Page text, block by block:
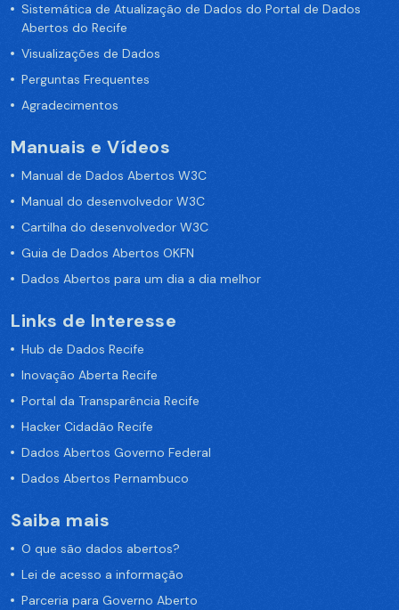
Sistemática de Atualização de Dados do Portal de Dados
Abertos do Recife
Visualizações de Dados
Perguntas Frequentes
Agradecimentos
Manuais e Vídeos
Manual de Dados Abertos W3C
Manual do desenvolvedor W3C
Cartilha do desenvolvedor W3C
Guia de Dados Abertos OKFN
Dados Abertos para um dia a dia melhor
Links de Interesse
Hub de Dados Recife
Inovação Aberta Recife
Portal da Transparência Recife
Hacker Cidadão Recife
Dados Abertos Governo Federal
Dados Abertos Pernambuco
Saiba mais
O que são dados abertos?
Lei de acesso a informação
Parceria para Governo Aberto